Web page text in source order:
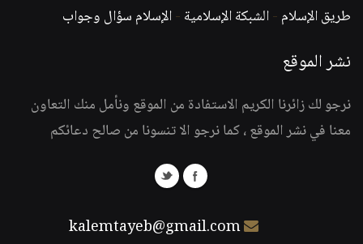
طريق الإسلام -الشبكة الإسلامية -الإسلام سؤال وجواب
نشر الموقع
نرجو لك زائرنا الكريم الاستفادة من الموقع ونأمل منك التعاون
معنا في نشر الموقع ، كما نرجو الا تنسونا من صالح دعائكم
kalemtayeb@gmail.com